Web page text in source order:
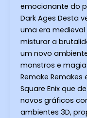
emocionante do
Dark Ages Desta
uma era
misturar a
um novo
monstros e
Remake
Square Enix que
novos gráficos
ambientes 3D,